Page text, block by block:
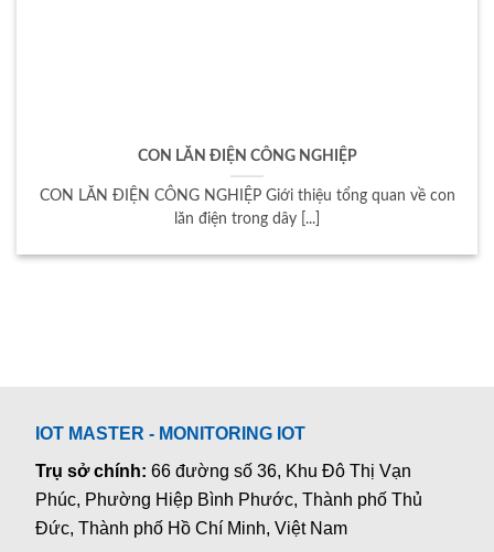
CON LĂN ĐIỆN CÔNG NGHIỆP
CON LĂN ĐIỆN CÔNG NGHIỆP Giới thiệu tổng quan về con
lăn điện trong dây [...]
IOT MASTER - MONITORING IOT
Trụ sở chính:66 đường số 36, Khu Đô Thị Vạn
Phúc, Phường Hiệp Bình Phước, Thành phố Thủ
Đức, Thành phố Hồ Chí Minh, Việt Nam